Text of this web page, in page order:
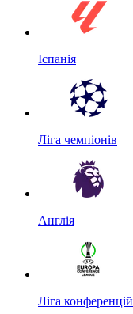
Іспанія
Ліга чемпіонів
Англія
Ліга конференцій